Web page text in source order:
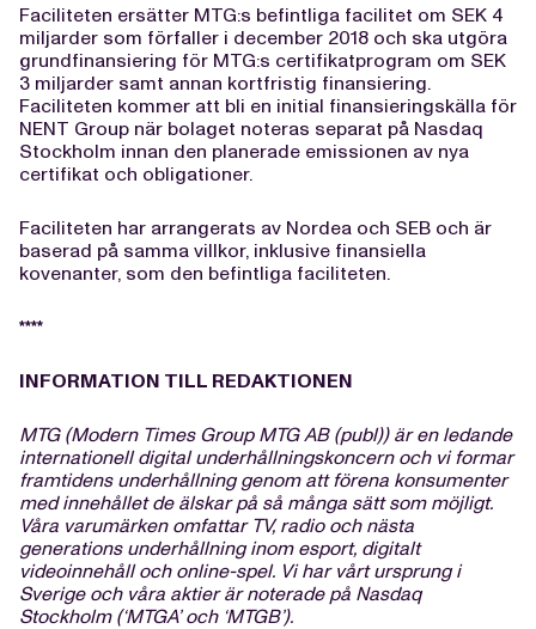
Faciliteten ersätter MTG:s befintliga facilitet om SEK 4
miljarder som förfaller i december 2018 och ska utgöra
grundfinansiering för MTG:s certifikatprogram om SEK
3 miljarder samt annan kortfristig finansiering.
Faciliteten kommer att bli en initial finansieringskälla för
NENT Group när bolaget noteras separat på Nasdaq
Stockholm innan den planerade emissionen av nya
certifikat och obligationer.
Faciliteten har arrangerats av Nordea och SEB och är
baserad på samma villkor, inklusive finansiella
kovenanter, som den befintliga faciliteten.
****
INFORMATION TILL REDAKTIONEN
MTG (Modern Times Group MTG AB (publ)) är en ledande
internationell digital underhållningskoncern och vi formar
framtidens underhållning genom att förena konsumenter
med innehållet de älskar på så många sätt som möjligt.
Våra varumärken omfattar TV, radio och nästa
generations underhållning inom esport, digitalt
videoinnehåll och online-spel. Vi har vårt ursprung i
Sverige och våra aktier är noterade på Nasdaq
Stockholm (‘MTGA’ och ‘MTGB’).